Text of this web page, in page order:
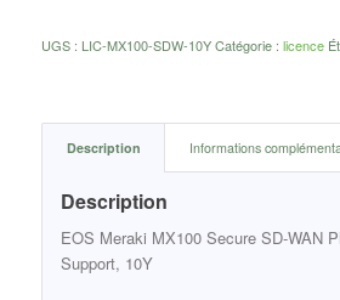
UGS : LIC-MX100-SDW-10Y Catégorie : licence
Description Informations
Description
EOS Meraki MX100 Secure SD-WAN
Support, 10Y